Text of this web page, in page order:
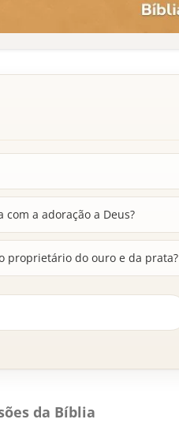
com a adoração a Deus?
proprietário do ouro e da prata?
da Bíblia